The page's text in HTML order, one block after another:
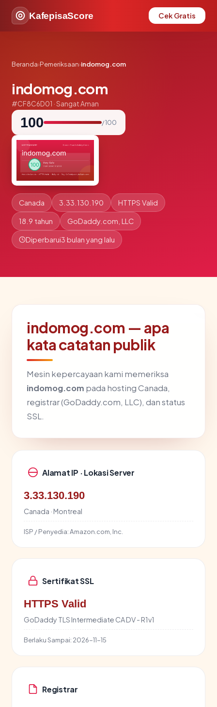
KafepisaScore Cek Gratis
Beranda›Pemeriksaan›indomog.com
indomog.com
#CF8C6D01 · Sangat Aman
100 / 100
Canada 3.33.130.190 HTTPS Valid
18.9 tahun GoDaddy.com, LLC
Diperbarui3 bulan yang lalu
indomog.com — apa
kata catatan publik
Mesin kepercayaan kami memeriksa
indomog.com pada hosting Canada,
registrar (GoDaddy.com, LLC), dan status
SSL.
Alamat IP · Lokasi Server
3.33.130.190
Canada · Montreal
ISP / Penyedia:Amazon.com, Inc.
Sertifikat SSL
HTTPS Valid
GoDaddy TLS Intermediate CA DV - R1v1
Berlaku Sampai: 2026-11-15
Registrar